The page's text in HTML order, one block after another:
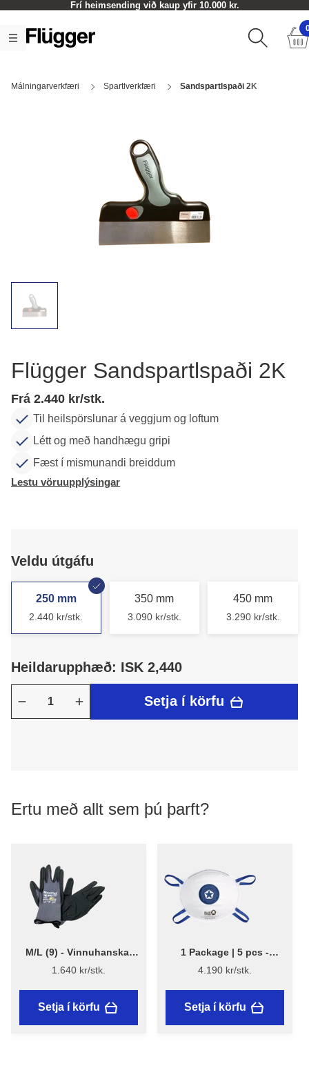
Frí heimsending við kaup yfir 10.000 kr.
Málningarverkfæri Spartlverkfæri Sandspartlspaði 2K
Flügger Sandspartlspaði 2K
Frá 2.440 kr/stk.
Til heilspörslunar á veggjum og loftum
Létt og með handhægu gripi
Fæst í mismunandi breiddum
Lestu vöruupplýsingar
Veldu útgáfu
250 mm
2.440 kr/stk.
350 mm
3.090 kr/stk.
450 mm
3.290 kr/stk.
Heildarupphæð: ISK 2,440
Setja í körfu
Ertu með allt sem þú þarft?
M/L (9) - Vinnuhanskar
MaxiFlex 42-874
1.640 kr/stk.
Setja í körfu
1 Package | 5 pcs -
Bluestar - Einnota
rykgrímur með ventli
4.190 kr/stk.
Setja í körfu